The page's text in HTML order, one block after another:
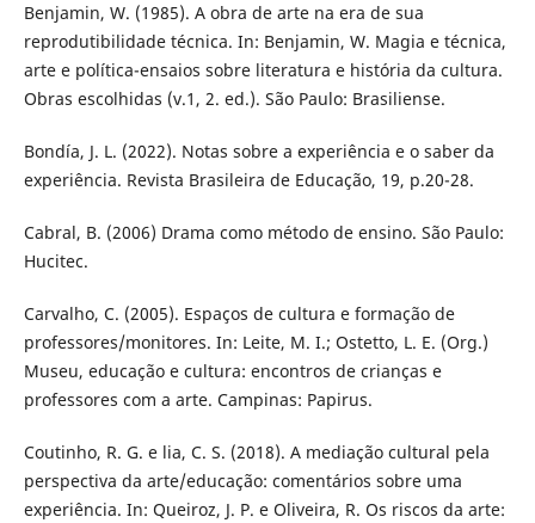
Benjamin, W. (1985). A obra de arte na era de sua
reprodutibilidade técnica. In: Benjamin, W. Magia e técnica,
arte e política-ensaios sobre literatura e história da cultura.
Obras escolhidas (v.1, 2. ed.). São Paulo: Brasiliense.
Bondía, J. L. (2022). Notas sobre a experiência e o saber da
experiência. Revista Brasileira de Educação, 19, p.20-28.
Cabral, B. (2006) Drama como método de ensino. São Paulo:
Hucitec.
Carvalho, C. (2005). Espaços de cultura e formação de
professores/monitores. In: Leite, M. I.; Ostetto, L. E. (Org.)
Museu, educação e cultura: encontros de crianças e
professores com a arte. Campinas: Papirus.
Coutinho, R. G. e lia, C. S. (2018). A mediação cultural pela
perspectiva da arte/educação: comentários sobre uma
experiência. In: Queiroz, J. P. e Oliveira, R. Os riscos da arte: